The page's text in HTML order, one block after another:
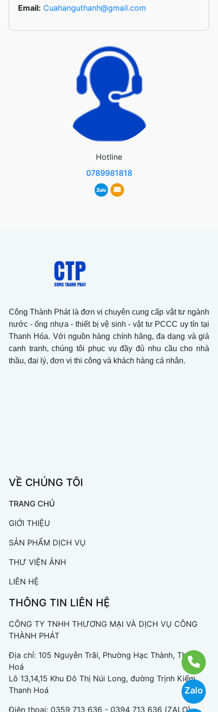
Zalo
Email: Cuahanguthanh@gmail.com
Hotline
0789981818
Công Thành Phát là đơn vị chuyên cung cấp vật tư ngành
nước - ống nhựa - thiết bị vệ sinh - vật tư PCCC uy tín tại
Thanh Hóa. Với nguồn hàng chính hãng, đa dạng và giá
cạnh tranh, chúng tôi phục vụ đầy đủ nhu cầu cho nhà
thầu, đại lý, đơn vị thi công và khách hàng cá nhân.
VỀ CHÚNG TÔI
TRANG CHỦ
GIỚI THIỆU
SẢN PHẨM DỊCH VỤ
THƯ VIỆN ẢNH
LIÊN HỆ
THÔNG TIN LIÊN HỆ
CÔNG TY TNHH THƯƠNG MẠI VÀ DỊCH VỤ CÔNG
THÀNH PHÁT
Địa chỉ: 105 Nguyễn Trãi, Phường Hạc Thành, Thanh
Hoá
Lô 13,14,15 Khu Đô Thị Núi Long, đường Trịnh Kiểm,
Thanh Hoá
Điện thoại: 0359 713 636 - 0394 713 636 (ZALO)